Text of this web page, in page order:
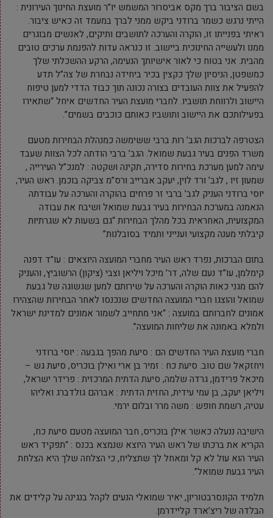
בשם הציבור ברך מקס אביסרור המשמש יו”ר מועצת החינוך העירונית :
הייתי נרגש כשמר ברודני ביקש ממני לברך במעמד זה כאיש ציבור.
ראיתי בפנייתו זו, הוקרה והערכה לתושבים ותיקים, לאנשים מבוגרים
ממנו ולעשייה החינוכית ביישוב. זו כנראה עדות להפנמת ערכים טובים
מהבית. אני בטוח כי לאור אישיותך הנעימה, הרקע ההשכלתי שלך
כמשפטן, הניסיון שלך כקצין בכיר ביחידה נבחרת של צה”ל תדע
להפעיל את צוות העובדים בצורה נכונה תוך כבוד הדדי למען טיפוח
היישוב ולרווחת תושביו. לחברי מועצת העיר החדשים איחל “שתאירו
בפעילותכם את היישוב ותושביו כאותם כוכבים בשמים”.
הצטרפה לברכות הגב’ רות ברבי ששימשה כמנהלת הבחירות מטעם
משרד הפנים בעיר גבעת שמואל. הגב’ ברבי הודתה לכל הצוות שעבד
עימה למען מערכת בחירות סדירה, תקינה ושקטה : למנכ”ל העירייה ,
שמעון זיו , לגב’ ורד לוין, יעקב אברייב ורס”מ צביקה בוכמן. ראש העיר,
יוסי ברודני העניק לגב’ ברבי זר פרחים בהוקרה והערכה על עבודתה
הנאמנה במערכת הבחירות בעיר גבעת שמואל ושיבח את עבודה
המקצועית, האחראית בכל מהלך הבחירות “גם בשעות לא שגרתיות
קיבלתי מענה מקצועי וענייני ותמיד בסובלנות”
בתום הברכות, נפרד ראש העיר מחברי המועצה היוצאים : עו”ד דפנה
קימלמן, עו”ד נעם שלה, דר’ מיכל ויליאן וצבי (ציקון) הרשוביץ, והעניק
להם מגני כאות הוקרה והערכה על שירותם למען שגשוגה של גבעת
שמואל והוצגו חברי המועצה החדשים שנכנסו לאחר הבחירות שהצהירו
אמונים לחברותם במועצה : “אני מתחייב לשמור אמונים למדינת ישראל
ולמלא באמונה את שליחות המועצה”.
חברי מועצת העיר החדשים הם : סיעת מהפך בגבעה : יוסי ברודני
ויחזקאל שם טוב. סיעת כח : זמיר בן ארי ואילן בוכריס, סיעת גש –
מיכאל פרידמן, גרדה שלמה, סיעת הדתית המרכזית : פרידר ישראל,
ויליאן יעקב, בן עמי עידית, החזית הדתית : אברהם גולדברג ואליהו
עטיה, רשמת חופש : משה מרר ובלום ירמי.
הישיבה ננעלה כאשר אילן בוכריס, חבר המועצה מטעם סיעת כח,
הקריא את ברכתו של ראש העיר היוצא שנמצא בכנס : “תפקיד ראש
העיר הוא עול לא קל ומאחל לך שתצליח, כי הצלחה שלך היא הצלחת
העיר גבעת שמואל”.
תלמיד הקונסרבטוריון, יאיר שמואלי הנעים לקהל בנגינה על קלידים את
הבלדה של ריצ’ארד קליידרמן.